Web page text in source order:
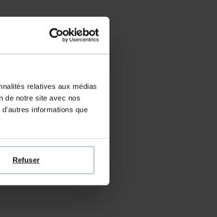
relatives aux médias
de notre site avec nos
informations que
Refuser